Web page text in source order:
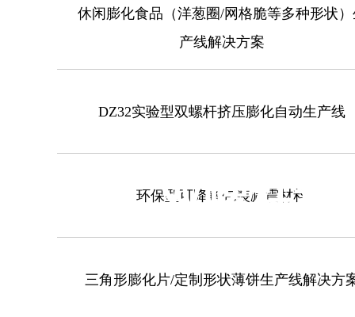
双螺杆挤
休闲膨化食品（洋葱圈/网格脆等多种形状）
产线解决方案
DZ32实验型双螺杆挤压膨化自动生产线
环保型可降解包装减震材料
三角形膨化片/定制形状薄饼生产线解决方